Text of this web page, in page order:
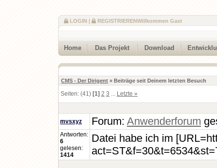
Willkommen Gast
LOGIN | REGISTRIEREN
Home Das Projekt Download
CMS - Der Dirigent » Beiträge seit Deinem letzten Besuch
Seiten: (41) [1] 2 3 ... Letzte »
mvsxyz Forum: Anwenderforum
Antworten:
6
gelesen:
1414
Datei habe ich im